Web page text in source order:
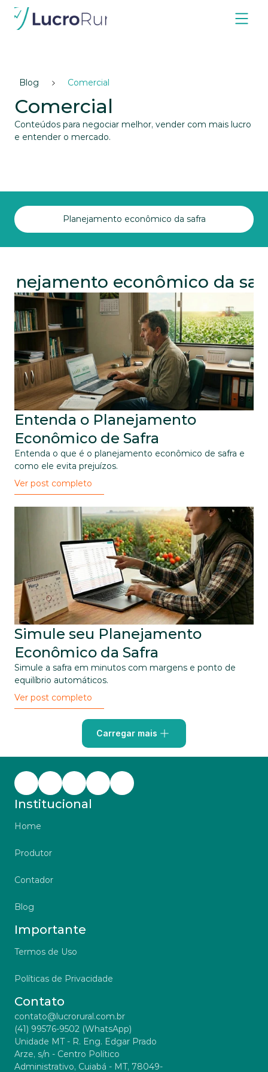
Blog Comercial
Comercial
Conteúdos para negociar melhor, vender com mais lucro
e entender o mercado.
Planejamento econômico da safra
econômico da
Entenda o Planejamento
Econômico de Safra
Entenda o que é o planejamento econômico de safra e
como ele evita prejuízos.
Ver post completo
Simule seu Planejamento
Econômico da Safra
Simule a safra em minutos com margens e ponto de
equilíbrio automáticos.
Ver post completo
Carregar mais
Institucional
Home
Produtor
Contador
Blog
Importante
Termos de Uso
Políticas de Privacidade
Contato
contato@lucrorural.com.br
(41) 99576-9502 (WhatsApp)
Unidade MT - R. Eng. Edgar Prado
Arze, s/n - Centro Político
Administrativo, Cuiabá - MT, 78049-